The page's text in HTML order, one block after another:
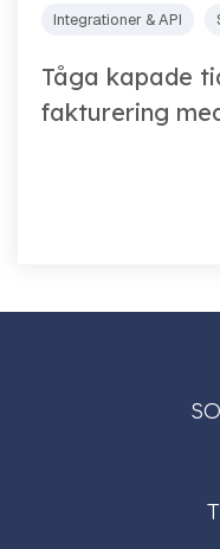
Integrationer & API
Tåga kapade
fakturering